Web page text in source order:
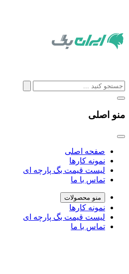
منو اصلی
صفحه اصلی
نمونه کارها
لیست قیمت بگ پارچه ای
تماس با ما
منو محصولات
نمونه کارها
لیست قیمت بگ پارچه ای
تماس با ما